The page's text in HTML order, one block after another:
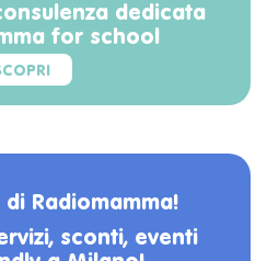
dedicata
for school
Radiomamma!
sconti, eventi